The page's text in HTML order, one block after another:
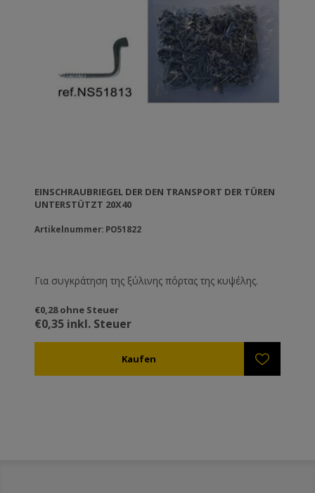
EINSCHRAUBRIEGEL DER DEN TRANSPORT DER TÜREN
UNTERSTÜTZT 20X40
Artikelnummer: PO51822
Για συγκράτηση της ξύλινης πόρτας της κυψέλης.
€0,28 ohne Steuer
€0,35 inkl. Steuer